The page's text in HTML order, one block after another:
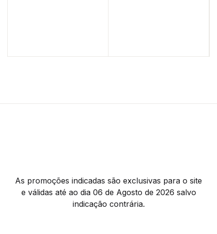
As promoções indicadas são exclusivas para o site
e válidas até ao dia 06 de Agosto de 2026 salvo
indicação contrária.